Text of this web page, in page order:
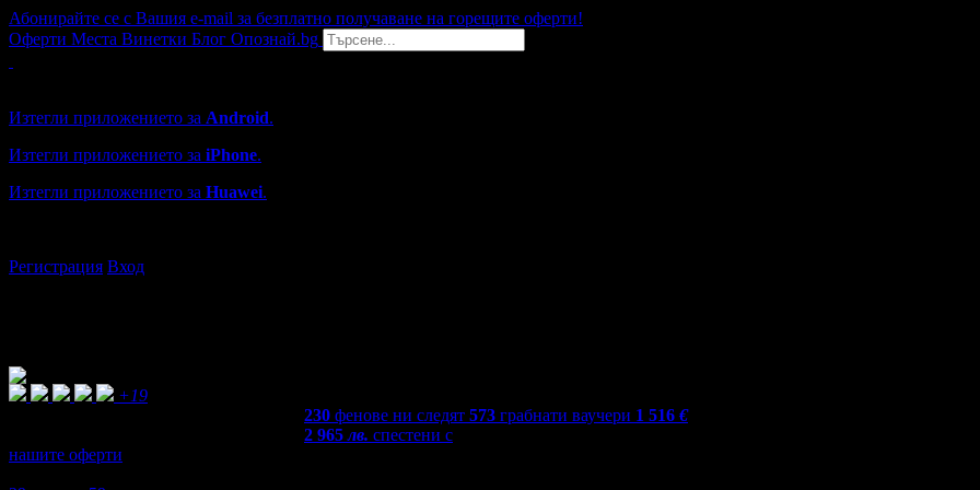
Абонирайте се с Вашия e-mail за безплатно получаване на горещите оферти!
Оферти Места Винетки Блог Опознай.bg
Изтегли приложението за Android.
Изтегли приложението за iPhone.
Изтегли приложението за Huawei.
Регистрация Вход
+19
230 фенове ни следят 573 грабнати ваучери 1 516 €
2 965лв. спестени с
нашите оферти